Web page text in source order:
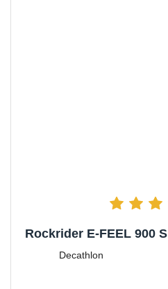
Rockrider E-FEEL 900 S
Decathlon